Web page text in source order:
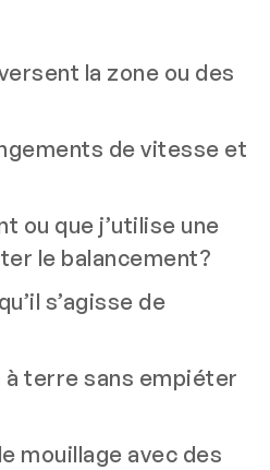
la zone ou des
de vitesse et
ou que j’utilise une
le balancement?
s’agisse de
à terre sans empiéter
mouillage avec des